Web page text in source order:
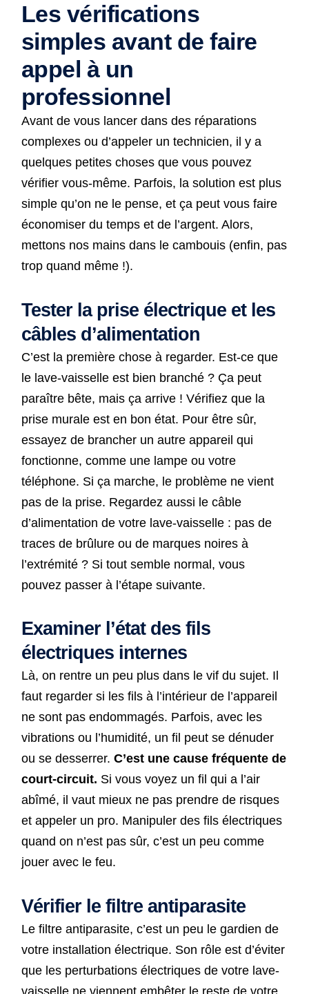
Les vérifications
simples avant de faire
appel à un
professionnel
Avant de vous lancer dans des réparations
complexes ou d’appeler un technicien, il y a
quelques petites choses que vous pouvez
vérifier vous-même. Parfois, la solution est plus
simple qu’on ne le pense, et ça peut vous faire
économiser du temps et de l’argent. Alors,
mettons nos mains dans le cambouis (enfin, pas
trop quand même !).
Tester la prise électrique et les
câbles d’alimentation
C’est la première chose à regarder. Est-ce que
le lave-vaisselle est bien branché ? Ça peut
paraître bête, mais ça arrive ! Vérifiez que la
prise murale est en bon état. Pour être sûr,
essayez de brancher un autre appareil qui
fonctionne, comme une lampe ou votre
téléphone. Si ça marche, le problème ne vient
pas de la prise. Regardez aussi le câble
d’alimentation de votre lave-vaisselle : pas de
traces de brûlure ou de marques noires à
l’extrémité ? Si tout semble normal, vous
pouvez passer à l’étape suivante.
Examiner l’état des fils
électriques internes
Là, on rentre un peu plus dans le vif du sujet. Il
faut regarder si les fils à l’intérieur de l’appareil
ne sont pas endommagés. Parfois, avec les
vibrations ou l’humidité, un fil peut se dénuder
ou se desserrer. C’est une cause fréquente de
court-circuit. Si vous voyez un fil qui a l’air
abîmé, il vaut mieux ne pas prendre de risques
et appeler un pro. Manipuler des fils électriques
quand on n’est pas sûr, c’est un peu comme
jouer avec le feu.
Vérifier le filtre antiparasite
Le filtre antiparasite, c’est un peu le gardien de
votre installation électrique. Son rôle est d’éviter
que les perturbations électriques de votre lave-
vaisselle ne viennent embêter le reste de votre